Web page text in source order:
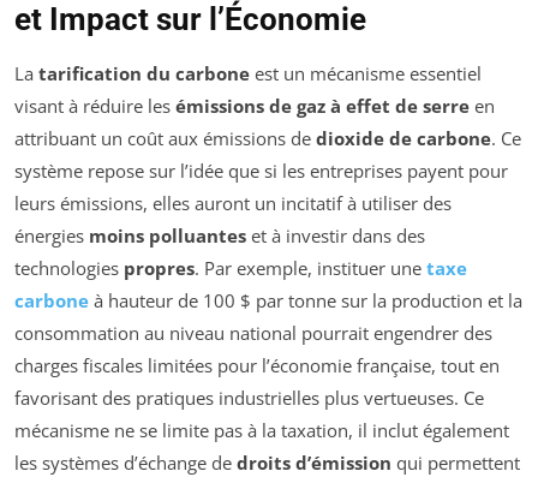
et Impact sur l’Économie
La tarification du carbone est un mécanisme essentiel
visant à réduire les émissions de gaz à effet de serre en
attribuant un coût aux émissions de dioxide de carbone. Ce
système repose sur l’idée que si les entreprises payent pour
leurs émissions, elles auront un incitatif à utiliser des
énergies moins polluantes et à investir dans des
technologies propres. Par exemple, instituer une taxe
carbone à hauteur de 100 $ par tonne sur la production et la
consommation au niveau national pourrait engendrer des
charges fiscales limitées pour l’économie française, tout en
favorisant des pratiques industrielles plus vertueuses. Ce
mécanisme ne se limite pas à la taxation, il inclut également
les systèmes d’échange de droits d’émission qui permettent